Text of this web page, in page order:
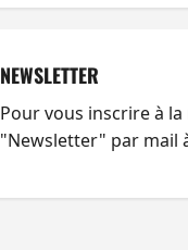
NEWSLETTER
Pour vous inscrire à
"Newsletter" par mail